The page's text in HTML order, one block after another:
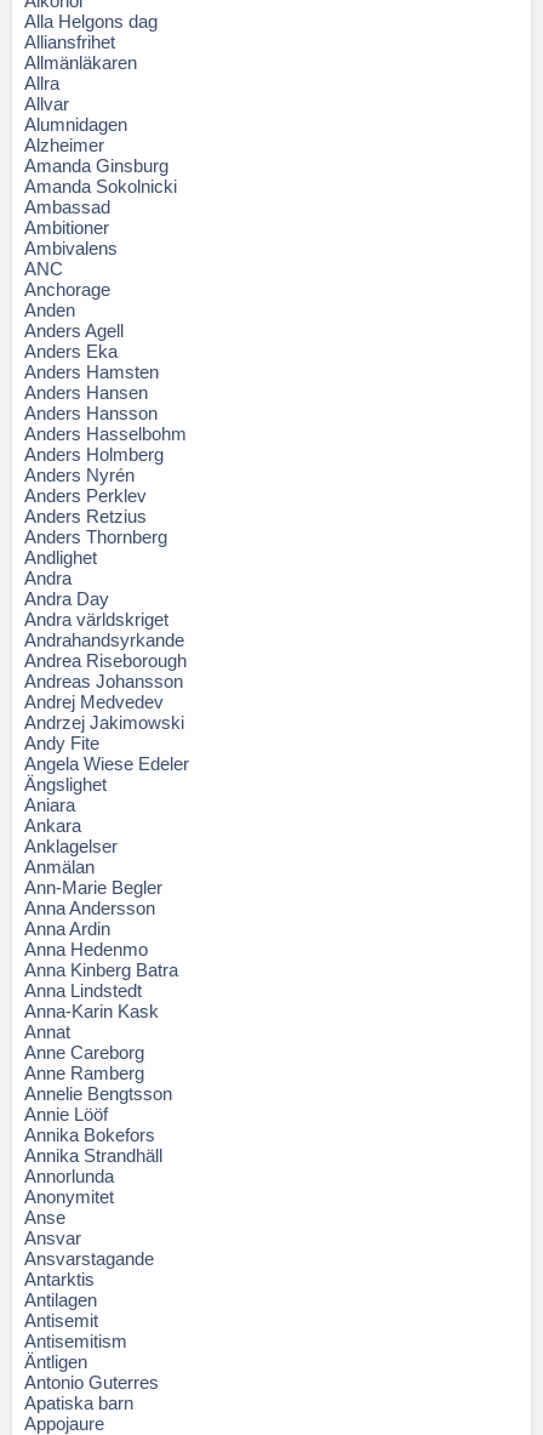
Alla Helgons dag
Alliansfrihet
Allmänläkaren
Allra
Allvar
Alumnidagen
Alzheimer
Amanda Ginsburg
Amanda Sokolnicki
Ambassad
Ambitioner
Ambivalens
ANC
Anchorage
Anden
Anders Agell
Anders Eka
Anders Hamsten
Anders Hansen
Anders Hansson
Anders Hasselbohm
Anders Holmberg
Anders Nyrén
Anders Perklev
Anders Retzius
Anders Thornberg
Andlighet
Andra
Andra Day
Andra världskriget
Andrahandsyrkande
Andrea Riseborough
Andreas Johansson
Andrej Medvedev
Andrzej Jakimowski
Andy Fite
Angela Wiese Edeler
Ängslighet
Aniara
Ankara
Anklagelser
Anmälan
Ann-Marie Begler
Anna Andersson
Anna Ardin
Anna Hedenmo
Anna Kinberg Batra
Anna Lindstedt
Anna-Karin Kask
Annat
Anne Careborg
Anne Ramberg
Annelie Bengtsson
Annie Lööf
Annika Bokefors
Annika Strandhäll
Annorlunda
Anonymitet
Anse
Ansvar
Ansvarstagande
Antarktis
Antilagen
Antisemit
Antisemitism
Äntligen
Antonio Guterres
Apatiska barn
Appojaure